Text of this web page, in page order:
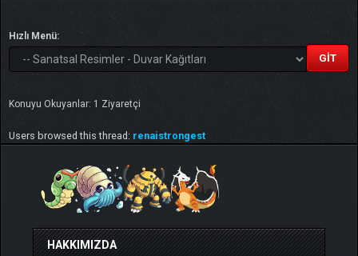
Hızlı Menü:
Konuyu Okuyanlar: 1 Ziyaretçi
Users browsed this thread: renaistrongest
HAKKIMIZDA